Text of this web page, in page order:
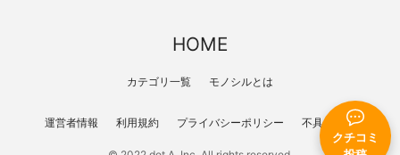
クチコミ
HOME
カテゴリ一覧 モノシルとは
運営者情報 利用規約 プライバシーポリシー 不具合報告